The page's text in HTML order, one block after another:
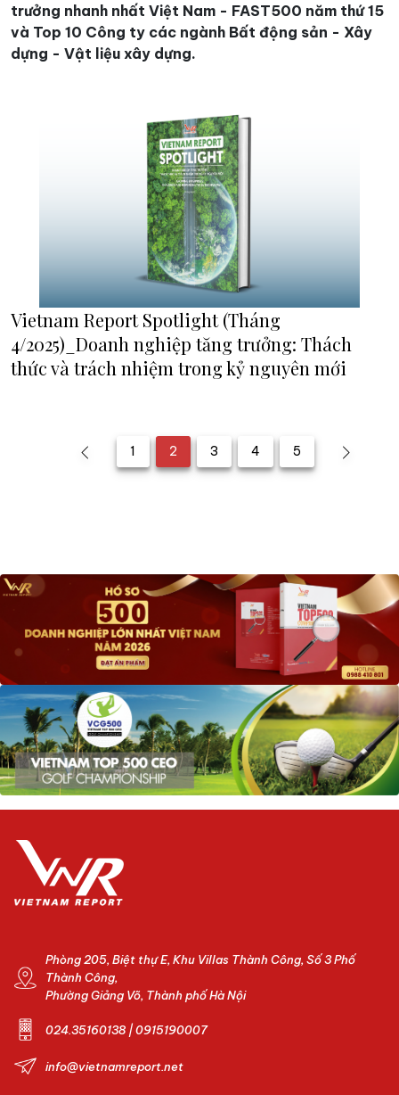
trưởng nhanh nhất Việt Nam - FAST500 năm thứ 15
và Top 10 Công ty các ngành Bất động sản - Xây
dựng - Vật liệu xây dựng.
Vietnam Report Spotlight (Tháng
4/2025)_Doanh nghiệp tăng trưởng: Thách
thức và trách nhiệm trong kỷ nguyên mới
1 2 3 4 5
Phòng 205, Biệt thự E, Khu Villas Thành Công, Số 3 Phố
Thành Công,
Phường Giảng Võ, Thành phố Hà Nội
024.35160138 | 0915190007
info@vietnamreport.net